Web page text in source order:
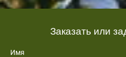
Заказать или
Имя